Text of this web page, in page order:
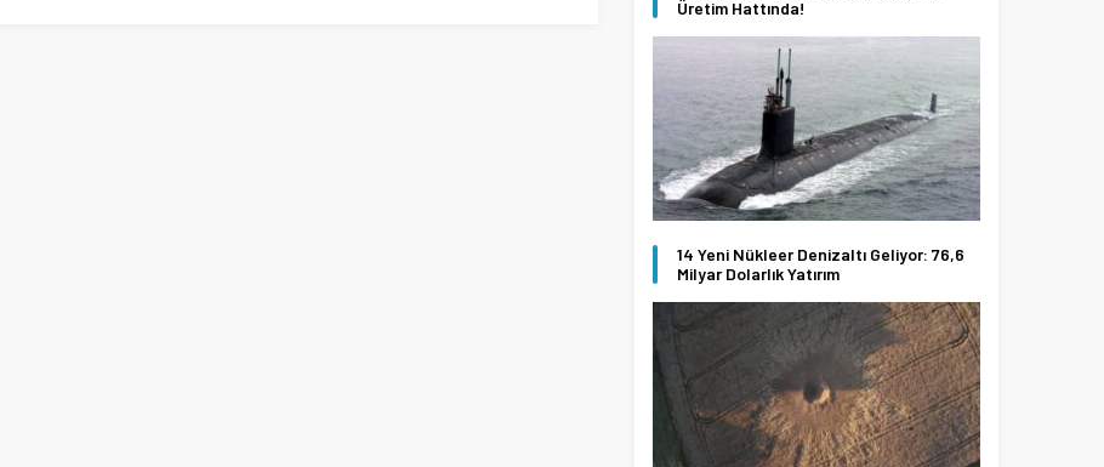
Üretim Hattında!
14 Yeni Nükleer Denizaltı Geliyor: 76,6
Milyar Dolarlık Yatırım